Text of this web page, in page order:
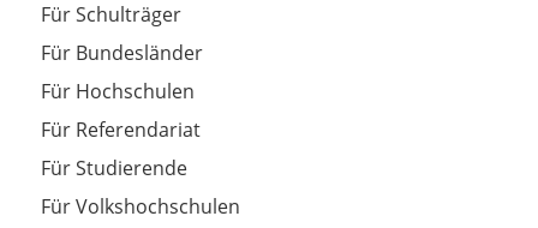
Für Schulträger
Für Bundesländer
Für Hochschulen
Für Referendariat
Für Studierende
Für Volkshochschulen